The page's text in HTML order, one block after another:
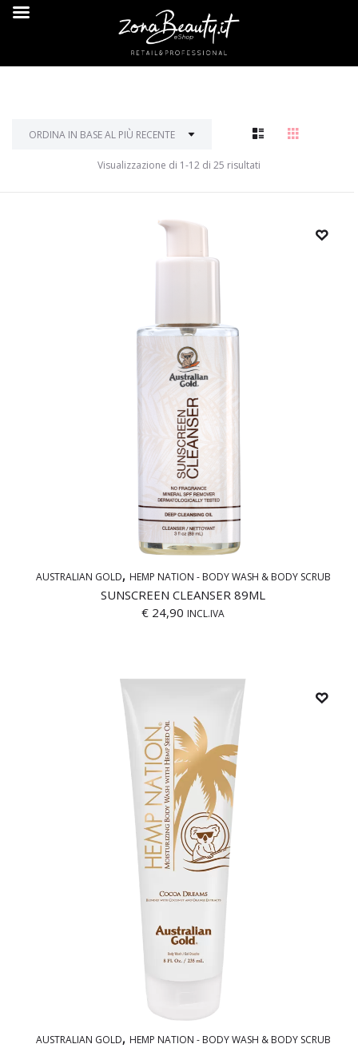
Visualizzazione di 1-12 di 25 risultati
AUSTRALIAN GOLD HEMP NATION - BODY WASH & BODY SCRUB
SUNSCREEN CLEANSER 89ML
€ 24,90 INCL.IVA
AUSTRALIAN GOLD HEMP NATION - BODY WASH & BODY SCRUB